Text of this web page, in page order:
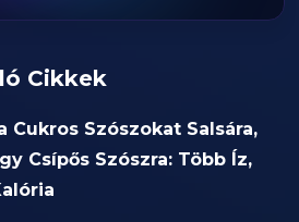
Cikkek
Cukros Szószokat Salsára,
Csípős Szószra: Több Íz,